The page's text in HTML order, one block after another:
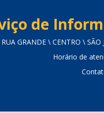
de
RUA GRANDE \ CENTRO \
Horário de